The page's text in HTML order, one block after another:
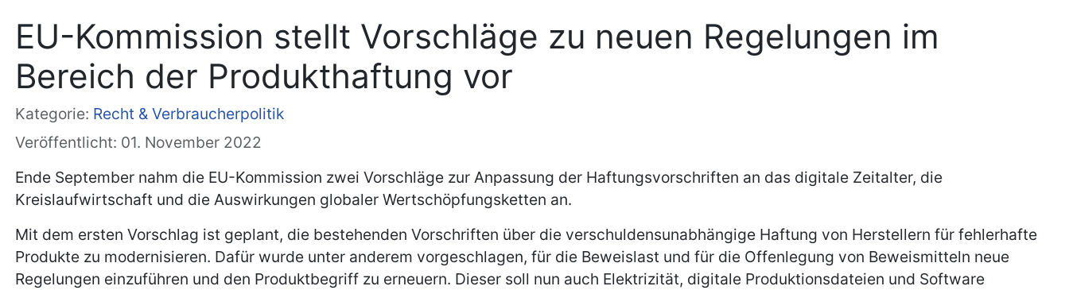
EU-Kommission stellt Vorschläge zu neuen Regelungen im
Bereich der Produkthaftung vor
Kategorie: Recht & Verbraucherpolitik
Veröffentlicht: 01. November 2022
Ende September nahm die EU-Kommission zwei Vorschläge zur Anpassung der Haftungsvorschriften an das digitale Zeitalter, die
Kreislaufwirtschaft und die Auswirkungen globaler Wertschöpfungsketten an.
Mit dem ersten Vorschlag ist geplant, die bestehenden Vorschriften über die verschuldensunabhängige Haftung von Herstellern für fehlerhafte
Produkte zu modernisieren. Dafür wurde unter anderem vorgeschlagen, für die Beweislast und für die Offenlegung von Beweismitteln neue
Regelungen einzuführen und den Produktbegriff zu erneuern. Dieser soll nun auch Elektrizität, digitale Produktionsdateien und Software